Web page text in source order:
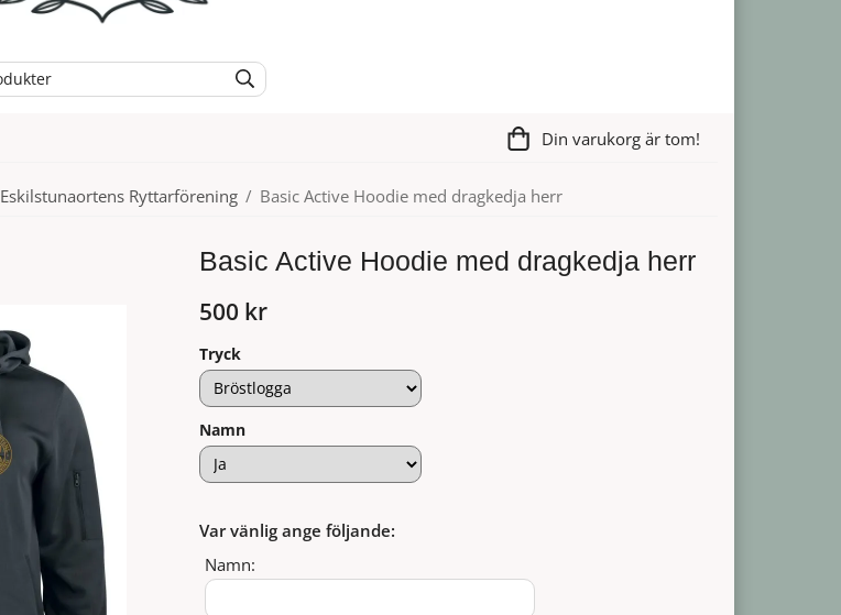
Din varukorg är tom!
Eskilstunaortens Ryttarförening / Basic Active Hoodie med dragkedja herr
Basic Active Hoodie med dragkedja herr
500 kr
Tryck
Namn
Var vänlig ange följande:
Namn: